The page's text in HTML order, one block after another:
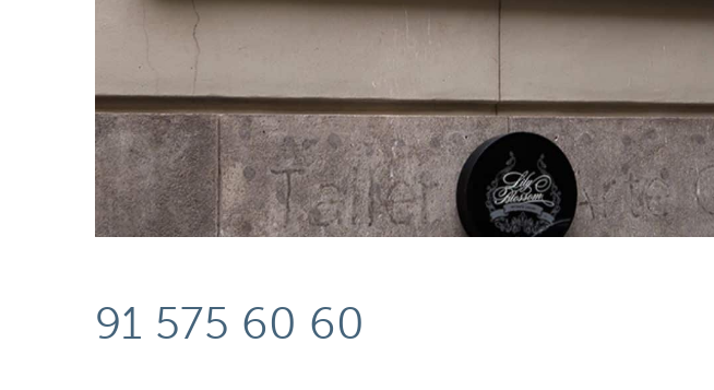
91 575 60 60